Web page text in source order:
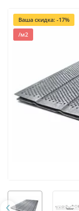
Ваша скидка: -17%
/м2